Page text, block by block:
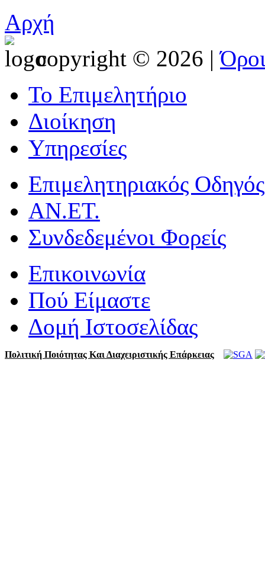
Αρχή
copyright © 2026 |
Το Επιμελητήριο
Διοίκηση
Υπηρεσίες
Επιμελητηριακός Οδηγός
ΑΝ.ΕΤ.
Συνδεδεμένοι Φορείς
Επικοινωνία
Πού Είμαστε
Δομή Ιστοσελίδας
Πολιτική Ποιότητας Και Διαχειριστικής Επάρκειας